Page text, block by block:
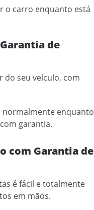
o carro enquanto está
de
do seu veículo, com
normalmente enquanto
garantia.
com Garantia de
é fácil e totalmente
em mãos.